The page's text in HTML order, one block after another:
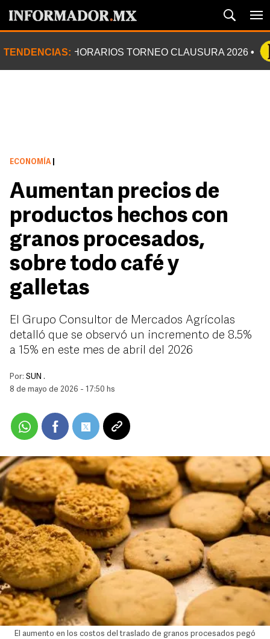
TENDENCIAS: HORARIOS TORNEO CLAUSURA 2026
ECONOMÍA
Aumentan precios de
productos hechos con
granos procesados,
sobre todo café y
galletas
El Grupo Consultor de Mercados Agrícolas
detalló que se observó un incremento de 8.5%
a 15% en este mes de abril del 2026
Por: SUN .
8 de mayo de 2026 - 17:50 hs
El aumento en los costos del traslado de granos procesados pegó